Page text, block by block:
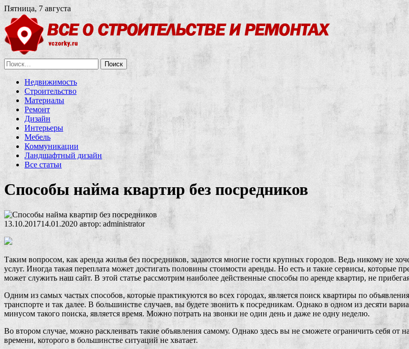
Пятница, 7 августа
Найти:
Недвижимость
Строительство
Материалы
Ремонт
Дизайн
Интерьеры
Мебель
Коммуникации
Ландшафтный дизайн
Все статьи
Способы найма квартир без посредников
13.10.201714.01.2020 автор:administrator
Таким вопросом, как аренда жилья без посредников, задаются многие гости крупных городов. Ведь никому не
услуг. Иногда такая переплата может достигать половины стоимости аренды. Но есть и такие сервисы, которые
может служить наш сайт. В этой статье рассмотрим наиболее действенные способы по аренде квартир, не
Одним из самых частых способов, которые практикуются во всех городах, является поиск квартиры по
транспорте и так далее. В большинстве случаев, вы будете звонить к посредникам. Однако в одном из десяти
минусом такого поиска, является время. Можно потрать на звонки не один день и даже не одну неделю.
Во втором случае, можно расклеивать такие объявления самому. Однако здесь вы не сможете ограничить себя
времени, которого в большинстве ситуаций не хватает.